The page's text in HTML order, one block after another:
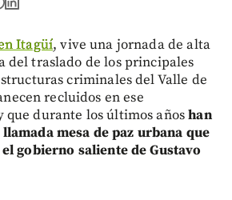
Itagüí, vive una jornada de alta
del traslado de los principales
criminales del Valle de
recluidos en ese
que durante los últimos añoshan
mesa de paz urbana que
gobierno saliente de Gustavo